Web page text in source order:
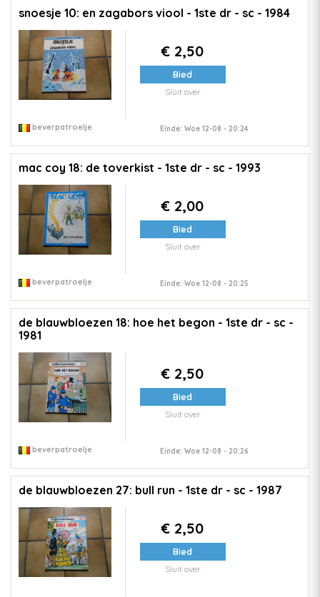
snoesje 10: en zagabors viool - 1ste dr - sc - 1984
€ 2,50
Bied
Sluit over
beverpatroelje Einde: Woe 12-08 - 20:24
mac coy 18: de toverkist - 1ste dr - sc - 1993
€ 2,00
Bied
Sluit over
beverpatroelje Einde: Woe 12-08 - 20:25
de blauwbloezen 18: hoe het begon - 1ste dr - sc -
1981
€ 2,50
Bied
Sluit over
beverpatroelje Einde: Woe 12-08 - 20:26
de blauwbloezen 27: bull run - 1ste dr - sc - 1987
€ 2,50
Bied
Sluit over